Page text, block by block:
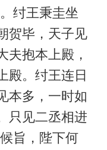
纣王秉圭坐
贺毕，天子见
夫抱本上殿，
殿。纣王连日
本多，一时如
只见二丞相进
旨，陛下何